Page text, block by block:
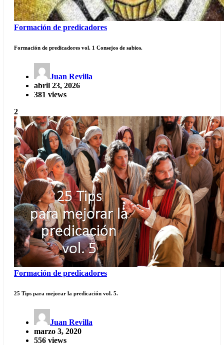
Formación de predicadores
Formación de predicadores vol. 1 Consejos de sabios.
Juan Revilla
abril 23, 2026
381 views
2
Formación de predicadores
25 Tips para mejorar la predicación vol. 5.
Juan Revilla
marzo 3, 2020
556 views